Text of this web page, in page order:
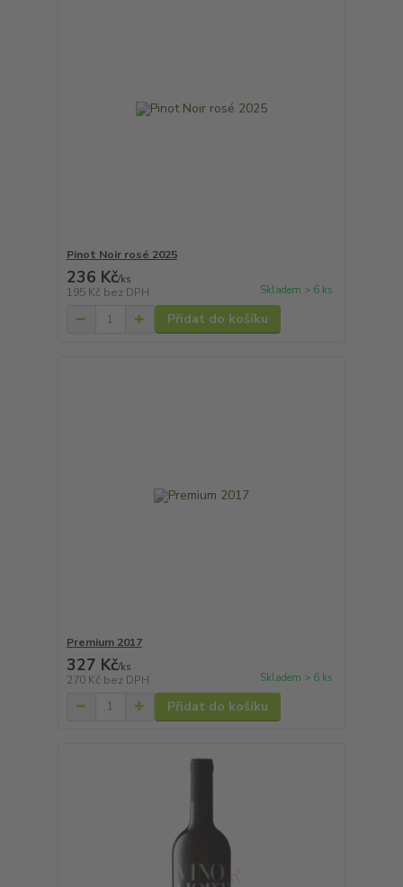
Pinot Noir rosé 2025
236 Kč/ks
195 Kč bez DPH Skladem > 6 ks
Přidat do košíku
Premium 2017
327 Kč/ks
270 Kč bez DPH Skladem > 6 ks
Přidat do košíku